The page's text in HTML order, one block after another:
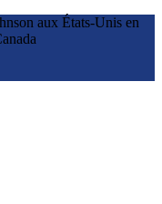
aux États-Unis en